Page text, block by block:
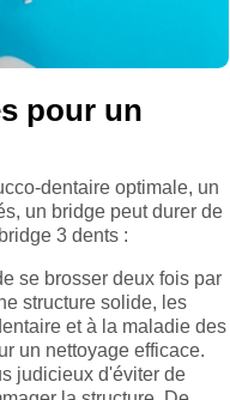
pour un
dentaire optimale, un
un bridge peut durer de
3 dents :
se brosser deux fois par
structure solide, les
et à la maladie des
un nettoyage efficace.
judicieux d'éviter de